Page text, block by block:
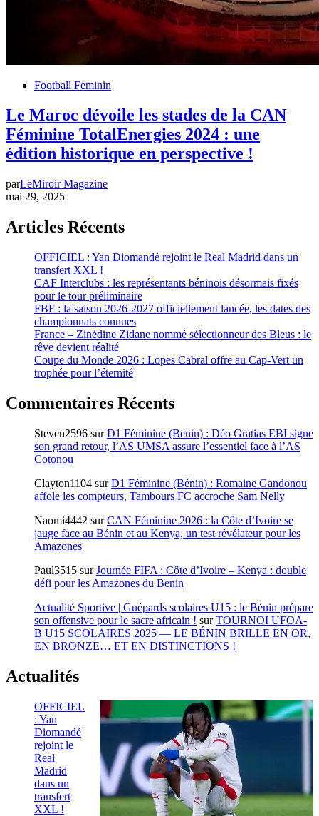
Football Feminin
Le Maroc dévoile les stades de la CAN
Féminine TotalEnergies 2024 : une
édition historique en perspective !
parLeMiroir Magazine
mai 29, 2025
Articles Récents
OFFICIEL : Yan Diomandé rejoint le Real Madrid dans un
transfert XXL !
CAF Interclubs : les représentants béninois désormais fixés
pour le tour préliminaire
FBF : la saison 2026-2027 officiellement lancée, les dates des
championnats connues
France – Zinédine Zidane nommé sélectionneur des Bleus : le
rêve devient réalité
Coupe du Monde 2026 : Lopes Cabral offre au Cap-Vert un
trophée pour l’éternité
Commentaires Récents
Steven2596 surD1 Féminine (Benin) : Déo Gratias EBI signe
son grand retour, l’AS UMSA assure l’essentiel face à l’AS
Cotonou
Clayton1104 surD1 Féminine (Bénin) : Romaine Gandonou
affole les compteurs, Tambours FC accroche Sam Nelly
Naomi4442 surCAN Féminine 2026 : la Côte d’Ivoire se
jauge face au Bénin et au Kenya, un test révélateur pour les
Amazones
Paul3515 surJournée FIFA : Côte d’Ivoire – Kenya : double
défi pour les Amazones du Benin
Actualité Sportive | Guépards scolaires U15 : le Bénin prépare
son offensive pour le sacre africain ! surTOURNOI UFOA-
B U15 SCOLAIRES 2025 — LE BÉNIN BRILLE EN OR,
EN BRONZE… ET EN DISTINCTIONS !
Actualités
OFFICIEL
: Yan
Diomandé
rejoint le
Real
Madrid
dans un
transfert
XXL !